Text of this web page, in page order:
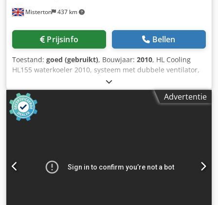
Misterton 437 km
Prijsinfo Bellen
Toestand: goed (gebruikt), Bouwjaar: 2010, HL Cooling
HL155 waterkoeler 2010, systeem met dubbele ventilator,
instelbare temperatuurregeling, zie het typeplaatje voor
alle specificaties, 3-fase. Crodpfowxlmaox Am Aof
Advertentie